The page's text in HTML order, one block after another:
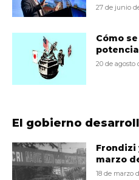
27 de junio
Cómo
20 de agosto
El gobierno
Frondizi
marzo
18 de marzo